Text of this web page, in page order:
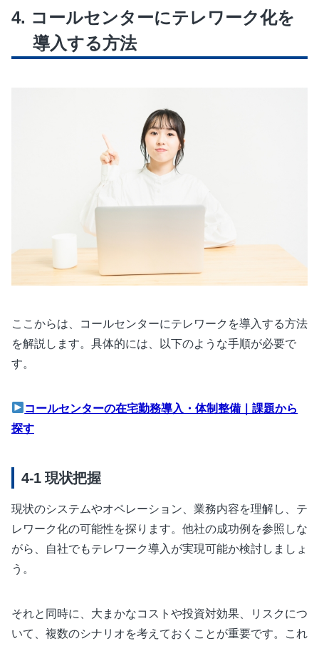
コールセンターにテレワーク化を
導入する方法
ここからは、コールセンターにテレワークを導入する方法
を解説します。具体的には、以下のような手順が必要で
す。
コールセンターの在宅勤務導入・体制整備｜課題から
探す
現状把握
現状のシステムやオペレーション、業務内容を理解し、テ
レワーク化の可能性を探ります。他社の成功例を参照しな
がら、自社でもテレワーク導入が実現可能か検討しましょ
う。
それと同時に、大まかなコストや投資対効果、リスクにつ
いて、複数のシナリオを考えておくことが重要です。これ